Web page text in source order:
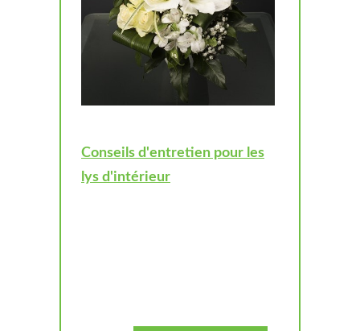
Conseils d'entretien pour les
lys d'intérieur